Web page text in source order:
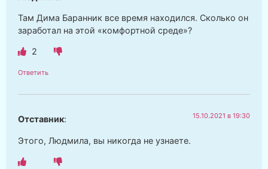
Там Дима Баранник все время находился. Сколько он
заработал на этой «комфортной среде»?
2
Ответить
Отставник: 15.10.2021 в 19:30
Этого, Людмила, вы никогда не узнаете.